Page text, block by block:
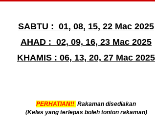
SABTU : 01, 08, 15, 22 Mac 2025
AHAD : 02, 09, 16, 23 Mac 2025
KHAMIS : 06, 13, 20, 27 Mac 2025
PERHATIAN!! Rakaman disediakan
(Kelas yang terlepas boleh tonton rakaman)